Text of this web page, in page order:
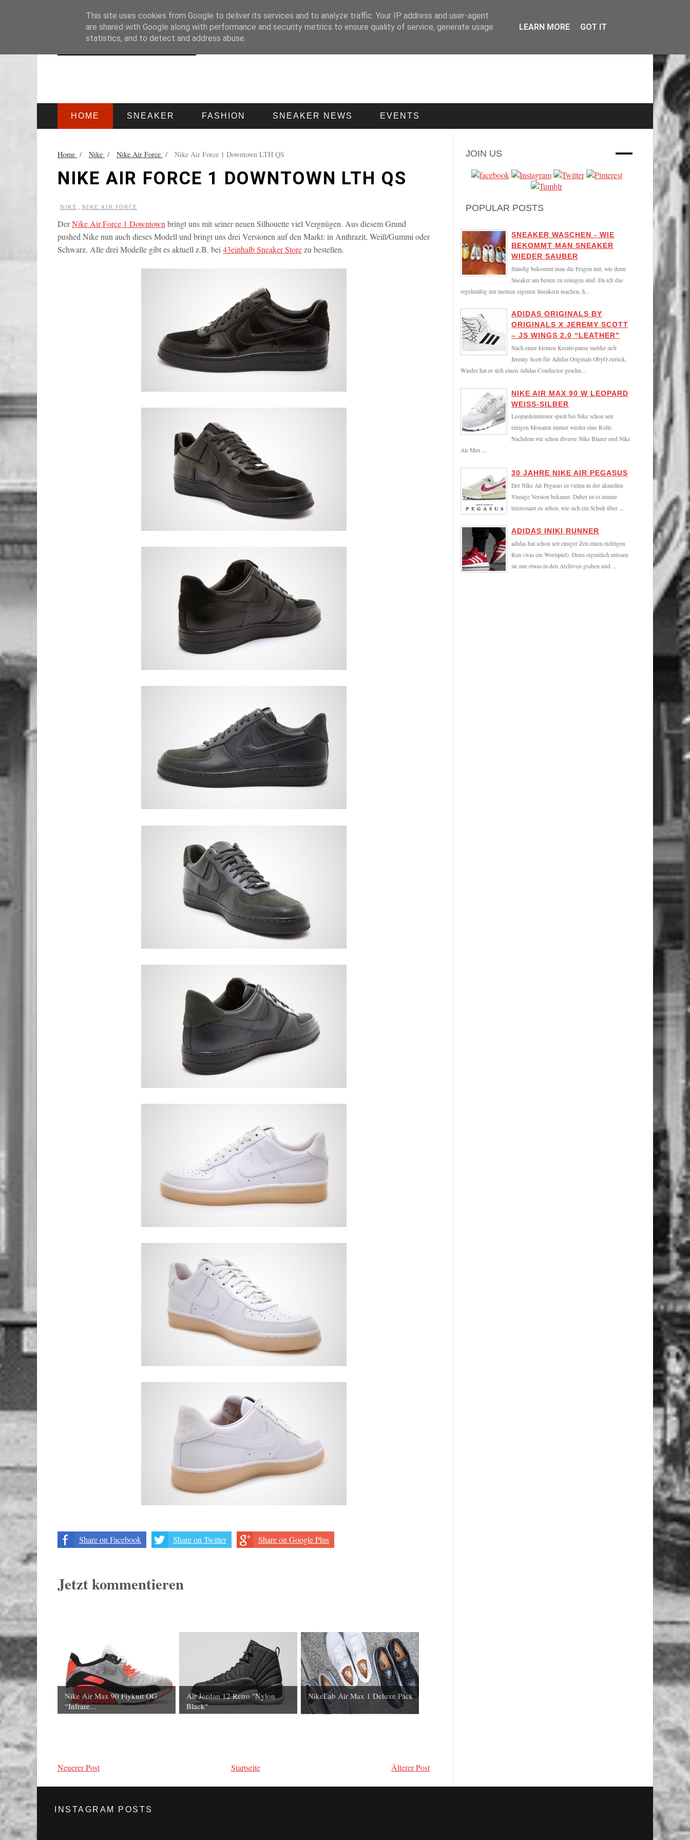
IMPRESSUM
HOME SNEAKER FASHION SNEAKER NEWS EVENTS
Home / Nike / Nike Air Force / Nike Air Force 1 Downtown LTH QS
NIKE AIR FORCE 1 DOWNTOWN LTH QS
NIKE ,NIKE AIR FORCE
DerNike Air Force 1 Downtown bringt uns mit seiner neuen Silhouette viel Vergnügen. Aus diesem Grund
pushed Nike nun auch dieses Modell und bringt uns drei Versionen auf den Markt: in Anthrazit, Weiß/Gummi oder
Schwarz. Alle drei Modelle gibt es aktuell z.B. bei 43einhalb Sneaker Storezu bestellen.
Share on Facebook Share on Twitter Share on Google Plus
Jetzt kommentieren
Nike Air Max 90 Flyknit OG
“Infrare...
Air Jordan 12 Retro "Nylon
Black"
NikeLab Air Max 1 Deluxe Pack
Neuerer Post Älterer Post
Startseite
JOIN US
POPULAR POSTS
SNEAKER WASCHEN - WIE
BEKOMMT MAN SNEAKER
WIEDER SAUBER
Ständig bekommt man die Fragen mit, wie denn
Sneaker am besten zu reinigen sind. Da ich das
regelmäßig mit meinen eigenen Sneakern machen, h...
ADIDAS ORIGINALS BY
ORIGINALS X JEREMY SCOTT
– JS WINGS 2.0 “LEATHER”
Nach einer kleinen Kreativpause meldet sich
Jeremy Scott für Adidas Originals ObyO zurück.
Wieder hat er sich einen Adidas Conductor geschn...
NIKE AIR MAX 90 W LEOPARD
WEISS-SILBER
Leopardenmuster spielt bei Nike schon seit
einigen Monaten immer wieder eine Rolle.
Nachdem wir schon diverse Nike Blazer und Nike
Air Max ...
30 JAHRE NIKE AIR PEGASUS
Der Nike Air Pegasus ist vielen in der aktuellen
Vintage Version bekannt. Daher ist es immer
interessant zu sehen, wie sich ein Schuh über ...
ADIDAS INIKI RUNNER
adidas hat schon seit einiger Zeit einen richtigen
Run (was ein Wortspiel). Denn eigentlich müssen
sie nur etwas in den Archiven graben und ...
INSTAGRAM POSTS
This site uses cookies from Google to deliver its services and to analyze traffic. Your IP address and user-agent
are shared with Google along with performance and security metrics to ensure quality of service, generate usage
statistics, and to detect and address abuse.
LEARN MORE GOT IT